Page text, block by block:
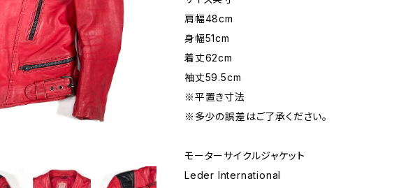
肩幅48cm
身幅51cm
着丈62cm
袖丈59.5cm
※平置き寸法
※多少の誤差はご了承ください。
モーターサイクルジャケット
Leder International